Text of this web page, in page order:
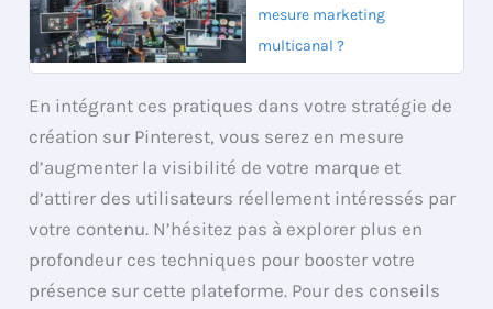
mesure marketing
multicanal ?
En intégrant ces pratiques dans votre stratégie de
création sur Pinterest, vous serez en mesure
d’augmenter la visibilité de votre marque et
d’attirer des utilisateurs réellement intéressés par
votre contenu. N’hésitez pas à explorer plus en
profondeur ces techniques pour booster votre
présence sur cette plateforme. Pour des conseils